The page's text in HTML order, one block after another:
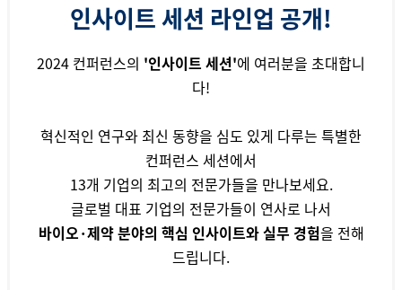
인사이트 세션 라인업 공개!
2024 컨퍼런스의 '인사이트 세션'에 여러분을 초대합니
다!
혁신적인 연구와 최신 동향을 심도 있게 다루는 특별한
컨퍼런스 세션에서
13개 기업의 최고의 전문가들을 만나보세요.
글로벌 대표 기업의 전문가들이 연사로 나서
바이오·제약 분야의 핵심 인사이트와 실무 경험을 전해
드립니다.